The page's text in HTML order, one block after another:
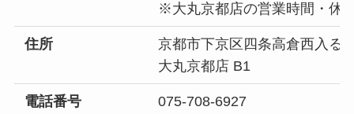
※大丸京都店の営業時間・休
住所
京都市下京区四条高倉西入る
大丸京都店 B1
電話番号 075-708-6927